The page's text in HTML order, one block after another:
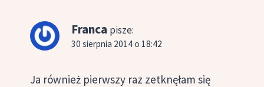
Franca pisze:
30 sierpnia 2014 o 18:42
Ja również pierwszy raz zetknęłam się